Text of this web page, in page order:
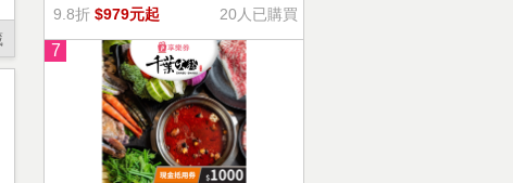
9.8折 $979元起 20人已購買
7